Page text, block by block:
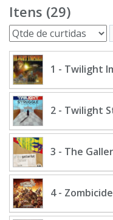
Itens (29)
1 - Twilight
2 - Twilight
3 - The
4 -